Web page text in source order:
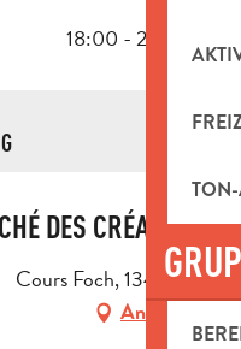
18:00 - 23:30
DES CRÉATEURS
Cours Foch, 13400
Anfahrt